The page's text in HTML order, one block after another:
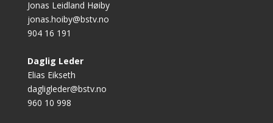
Jonas Leidland Høiby
jonas.hoiby@bstv.no
904 16 191
Daglig Leder
Elias Eikseth
dagligleder@bstv.no
960 10 998